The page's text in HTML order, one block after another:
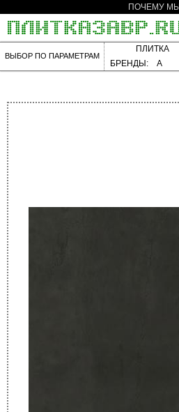
ПОЧЕМУ МЫ
ВЫБОР ПО ПАРАМЕТРАМ
ПЛИТКА
БРЕНДЫ:
A